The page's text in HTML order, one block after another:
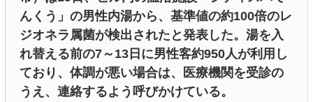
んくう」の男性内湯から、基準値の約100倍のレ
ジオネラ属菌が検出されたと発表した。湯を入
れ替える前の7～13日に男性客約950人が利用し
ており、体調が悪い場合は、医療機関を受診の
うえ、連絡するよう呼びかけている。